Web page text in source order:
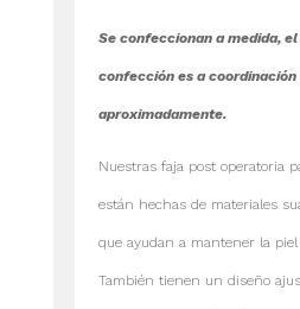
Se confeccionan a medida,
confección es a coordinación
aproximadamente.
Nuestras faja post operatoria
están hechas de materiales
que ayudan a mantener la piel
También tienen un diseño